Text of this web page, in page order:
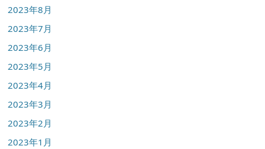
2023年8月
2023年7月
2023年6月
2023年5月
2023年4月
2023年3月
2023年2月
2023年1月